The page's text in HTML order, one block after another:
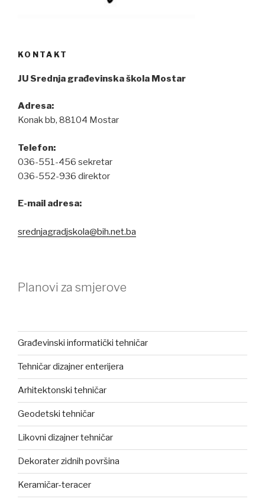
KONTAKT
JU Srednja građevinska škola Mostar
Adresa:
Konak bb, 88104 Mostar
Telefon:
036-551-456 sekretar
036-552-936 direktor
E-mail adresa:
srednjagradjskola@bih.net.ba
Planovi za smjerove
Građevinski informatički tehničar
Tehničar dizajner enterijera
Arhitektonski tehničar
Geodetski tehničar
Likovni dizajner tehničar
Dekorater zidnih površina
Keramičar-teracer